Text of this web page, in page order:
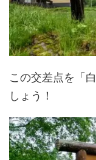
この交差点を「
しょう！